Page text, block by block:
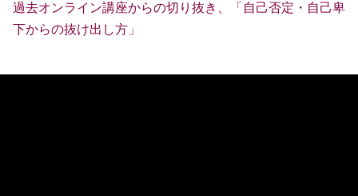
過去オンライン講座からの切り抜き、「自己否定・自己卑
下からの抜け出し方」